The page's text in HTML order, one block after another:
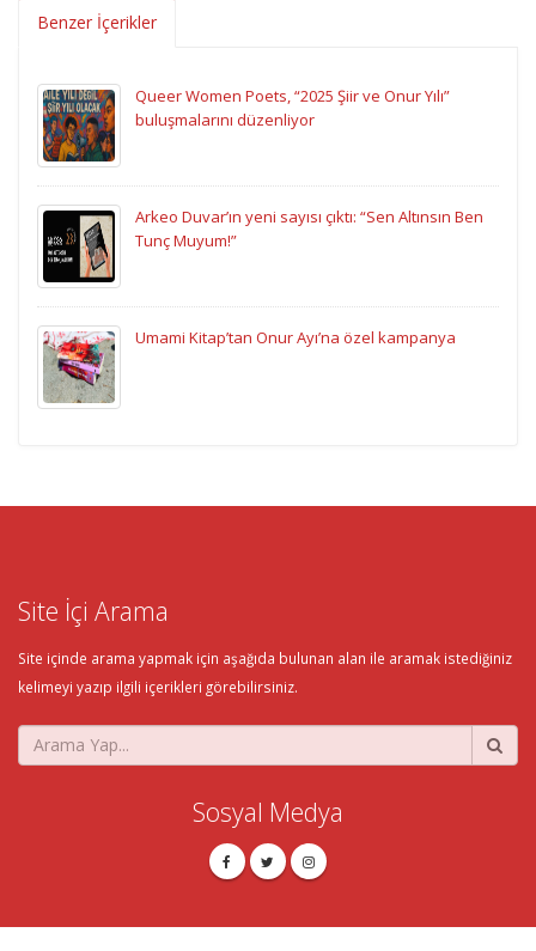
Benzer İçerikler
Queer Women Poets, “2025 Şiir ve Onur Yılı”
buluşmalarını düzenliyor
Arkeo Duvar’ın yeni sayısı çıktı: “Sen Altınsın Ben
Tunç Muyum!”
Umami Kitap’tan Onur Ayı’na özel kampanya
Site İçi Arama
Site içinde arama yapmak için aşağıda bulunan alan ile aramak istediğiniz
kelimeyi yazıp ilgili içerikleri görebilirsiniz.
Sosyal Medya